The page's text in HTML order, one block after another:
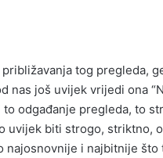
tog pregleda,
nas još uvijek vrijedi ona
odgađanje pregleda, to
uvijek biti strogo, striktno,
i najbitnije